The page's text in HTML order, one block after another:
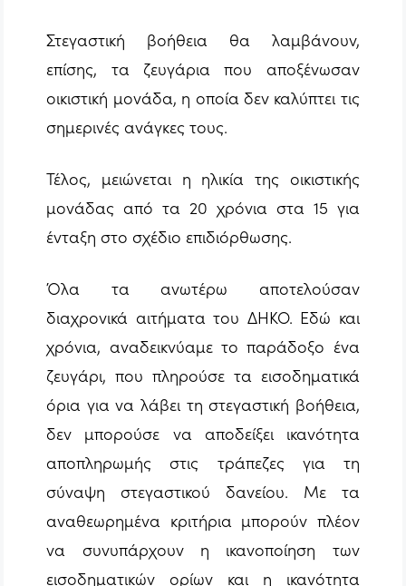
Στεγαστική βοήθεια θα λαμβάνουν,
επίσης, τα ζευγάρια που αποξένωσαν
οικιστική μονάδα, η οποία δεν καλύπτει τις
σημερινές ανάγκες τους.
Τέλος, μειώνεται η ηλικία της οικιστικής
μονάδας από τα 20 χρόνια στα 15 για
ένταξη στο σχέδιο επιδιόρθωσης.
Όλα τα ανωτέρω αποτελούσαν
διαχρονικά αιτήματα του ΔΗΚΟ. Εδώ και
χρόνια, αναδεικνύαμε το παράδοξο ένα
ζευγάρι, που πληρούσε τα εισοδηματικά
όρια για να λάβει τη στεγαστική βοήθεια,
δεν μπορούσε να αποδείξει ικανότητα
αποπληρωμής στις τράπεζες για τη
σύναψη στεγαστικού δανείου. Με τα
αναθεωρημένα κριτήρια μπορούν πλέον
να συνυπάρχουν η ικανοποίηση των
εισοδηματικών ορίων και η ικανότητα